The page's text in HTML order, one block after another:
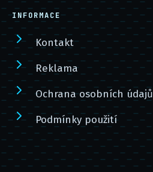
INFORMACE
Kontakt
Reklama
Ochrana osobních údajů
Podmínky použití